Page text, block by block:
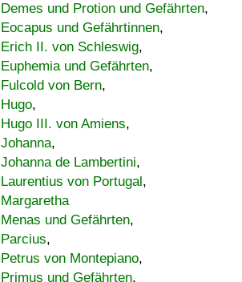
Demes und Protion und Gefährten,
Eocapus und Gefährtinnen,
Erich II. von Schleswig,
Euphemia und Gefährten,
Fulcold von Bern,
Hugo,
Hugo III. von Amiens,
Johanna,
Johanna de Lambertini,
Laurentius von Portugal,
Margaretha
Menas und Gefährten,
Parcius,
Petrus von Montepiano,
Primus und Gefährten,